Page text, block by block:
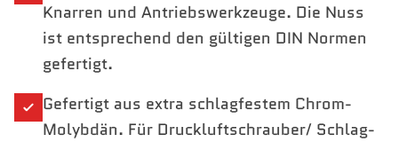
Knarren und Antriebswerkzeuge. Die Nuss
ist entsprechend den gültigen DIN Normen
gefertigt.
Gefertigt aus extra schlagfestem Chrom-
Molybdän. Für Druckluftschrauber/ Schlag-